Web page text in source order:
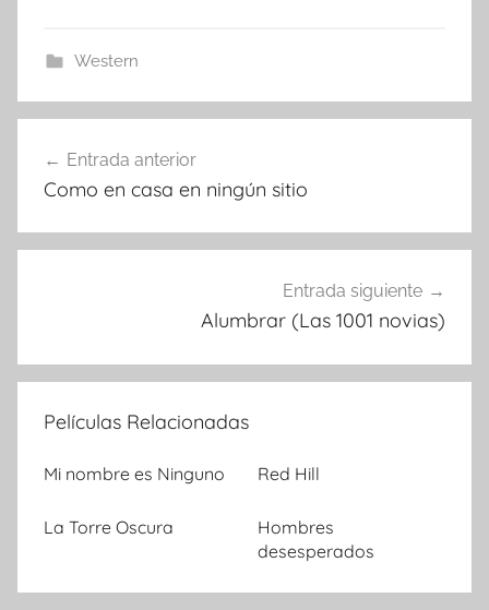
Western
Navegación
de
entradas
Entrada anterior
Como en casa en ningún sitio
Entrada siguiente
Alumbrar (Las 1001 novias)
Películas Relacionadas
Mi nombre es Ninguno Red Hill
La Torre Oscura
Hombres
desesperados